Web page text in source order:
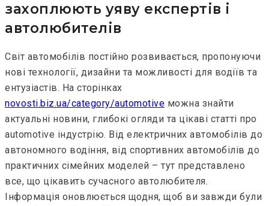
захоплюють уяву експертів і
автолюбителів
Світ автомобілів постійно розвивається, пропонуючи
нові технології, дизайни та можливості для водіїв та
ентузіастів. На сторінках
novosti.biz.ua/category/automotive можна знайти
актуальні новини, глибокі огляди та цікаві статті про
automotive індустрію. Від електричних автомобілів до
автономного водіння, від спортивних автомобілів до
практичних сімейних моделей – тут представлено
все, що цікавить сучасного автолюбителя.
Інформація оновлюється щодня, щоб ви завжди були